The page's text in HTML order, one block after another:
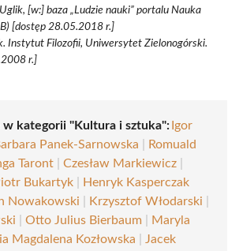
[w:] baza „Ludzie nauki” portalu Nauka
[dostęp 28.05.2018 r.]
Instytut Filozofii, Uniwersytet Zielonogórski.
r.]
w kategorii "Kultura i sztuka": Igor
Panek-Sarnowska
Romuald
Taront Czesław Markiewicz
Bukartyk
Henryk Kasperczak
Nowakowski Krzysztof Włodarski
Otto Julius Bierbaum
Maryla
Magdalena Kozłowska
Jacek